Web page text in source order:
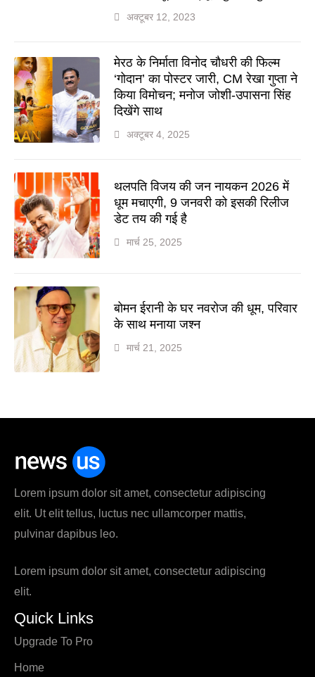
अक्टूबर 12, 2023
मेरठ के निर्माता विनोद चौधरी की फिल्म
‘गोदान’ का पोस्टर जारी, CM रेखा गुप्ता ने
किया विमोचन; मनोज जोशी-उपासना सिंह
दिखेंगे साथ
अक्टूबर 4, 2025
थलपति विजय की जन नायकन 2026 में
धूम मचाएगी, 9 जनवरी को इसकी रिलीज
डेट तय की गई है
मार्च 25, 2025
बोमन ईरानी के घर नवरोज की धूम, परिवार
के साथ मनाया जश्न
मार्च 21, 2025
Lorem ipsum dolor sit amet, consectetur adipiscing
elit. Ut elit tellus, luctus nec ullamcorper mattis,
pulvinar dapibus leo.
Lorem ipsum dolor sit amet, consectetur adipiscing
elit.
Quick Links
Upgrade To Pro
Home